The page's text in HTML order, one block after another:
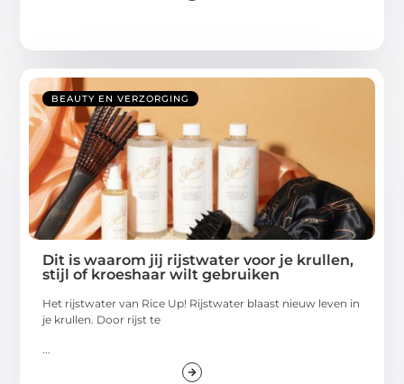
BEAUTY EN VERZORGING
Dit is waarom jij rijstwater voor je krullen,
stijl of kroeshaar wilt gebruiken
Het rijstwater van Rice Up! Rijstwater blaast nieuw leven in
je krullen. Door rijst te